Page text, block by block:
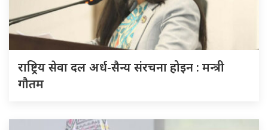
राष्ट्रिय सेवा दल अर्ध-सैन्य संरचना होइन : मन्त्री
गौतम